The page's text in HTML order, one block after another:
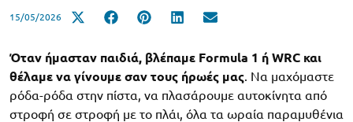
15/05/2026
Όταν ήμασταν παιδιά, βλέπαμε Formula 1 ή WRC και
θέλαμε να γίνουμε σαν τους ήρωές μας. Να μαχόμαστε
ρόδα-ρόδα στην πίστα, να πλασάρουμε αυτοκίνητα από
στροφή σε στροφή με το πλάι, όλα τα ωραία παραμυθένια